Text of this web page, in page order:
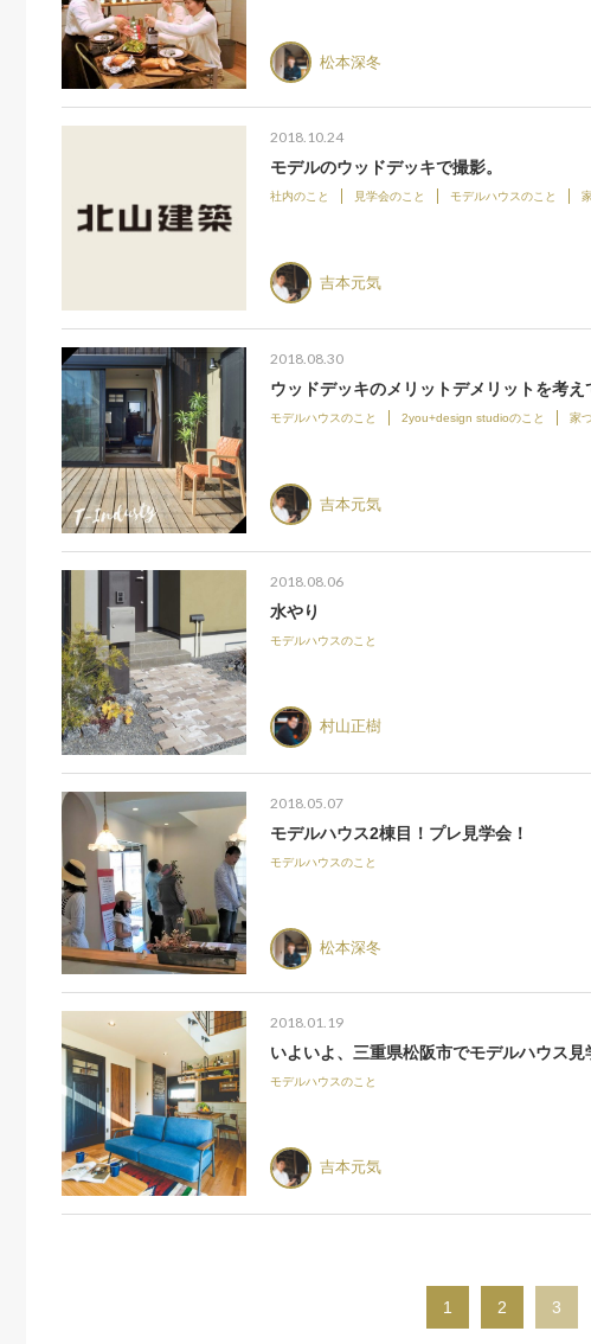
松本深冬
2018.10.24
モデルのウッドデッキで撮影。
社内のこと 見学会のこと モデルハウスのこと
吉本元気
2018.08.30
ウッドデッキのメリットデメリットを考え
モデルハウスのこと 2you+design studioのこと 家
吉本元気
2018.08.06
水やり
モデルハウスのこと
村山正樹
2018.05.07
モデルハウス2棟目！プレ見学会！
モデルハウスのこと
松本深冬
2018.01.19
いよいよ、三重県松阪市でモデルハウス見
モデルハウスのこと
吉本元気
1 2 3